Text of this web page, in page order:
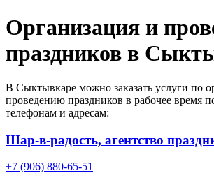
Организация и
праздников в
В Сыктывкаре можно заказать услуги по
проведению праздников в рабочее время
телефонам и адресам:
Шар-в-радость, агентство
+7 (906) 880-65-51